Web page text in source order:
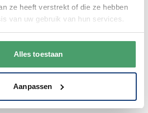
ze heeft verstrekt of die ze hebben
van uw gebruik van hun services.
Alles toestaan
Aanpassen